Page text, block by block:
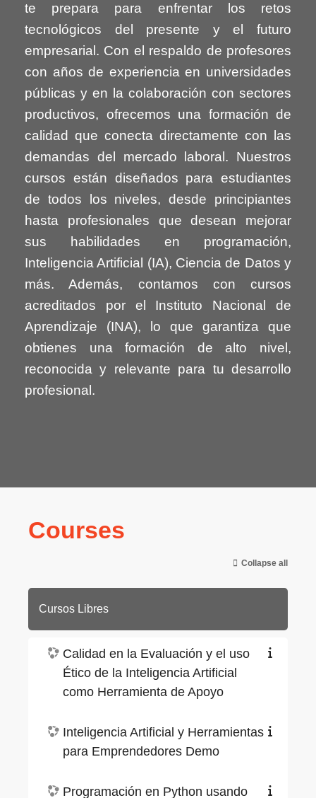
te prepara para enfrentar los retos
tecnológicos del presente y el futuro
empresarial. Con el respaldo de profesores
con años de experiencia en universidades
públicas y en la colaboración con sectores
productivos, ofrecemos una formación de
calidad que conecta directamente con las
demandas del mercado laboral. Nuestros
cursos están diseñados para estudiantes
de todos los niveles, desde principiantes
hasta profesionales que desean mejorar
sus habilidades en programación,
Inteligencia Artificial (IA), Ciencia de Datos y
más. Además, contamos con cursos
acreditados por el Instituto Nacional de
Aprendizaje (INA), lo que garantiza que
obtienes una formación de alto nivel,
reconocida y relevante para tu desarrollo
profesional.
Courses
Collapse all
Cursos Libres
Calidad en la Evaluación y el uso
Ético de la Inteligencia Artificial
como Herramienta de Apoyo
Inteligencia Artificial y Herramientas
para Emprendedores Demo
Programación en Python usando